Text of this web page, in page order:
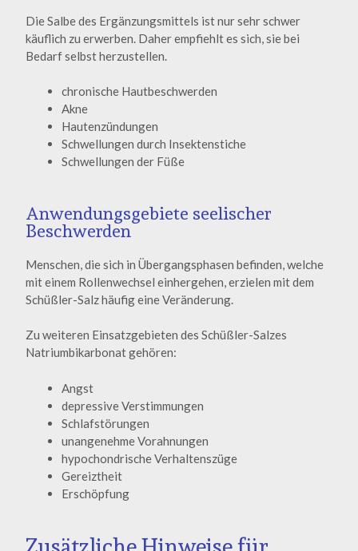
Die Salbe des Ergänzungsmittels ist nur sehr schwer
käuflich zu erwerben. Daher empfiehlt es sich, sie bei
Bedarf selbst herzustellen.
chronische Hautbeschwerden
Akne
Hautenzündungen
Schwellungen durch Insektenstiche
Schwellungen der Füße
Anwendungsgebiete seelischer
Beschwerden
Menschen, die sich in Übergangsphasen befinden, welche
mit einem Rollenwechsel einhergehen, erzielen mit dem
Schüßler-Salz häufig eine Veränderung.
Zu weiteren Einsatzgebieten des Schüßler-Salzes
Natriumbikarbonat gehören:
Angst
depressive Verstimmungen
Schlafstörungen
unangenehme Vorahnungen
hypochondrische Verhaltenszüge
Gereiztheit
Erschöpfung